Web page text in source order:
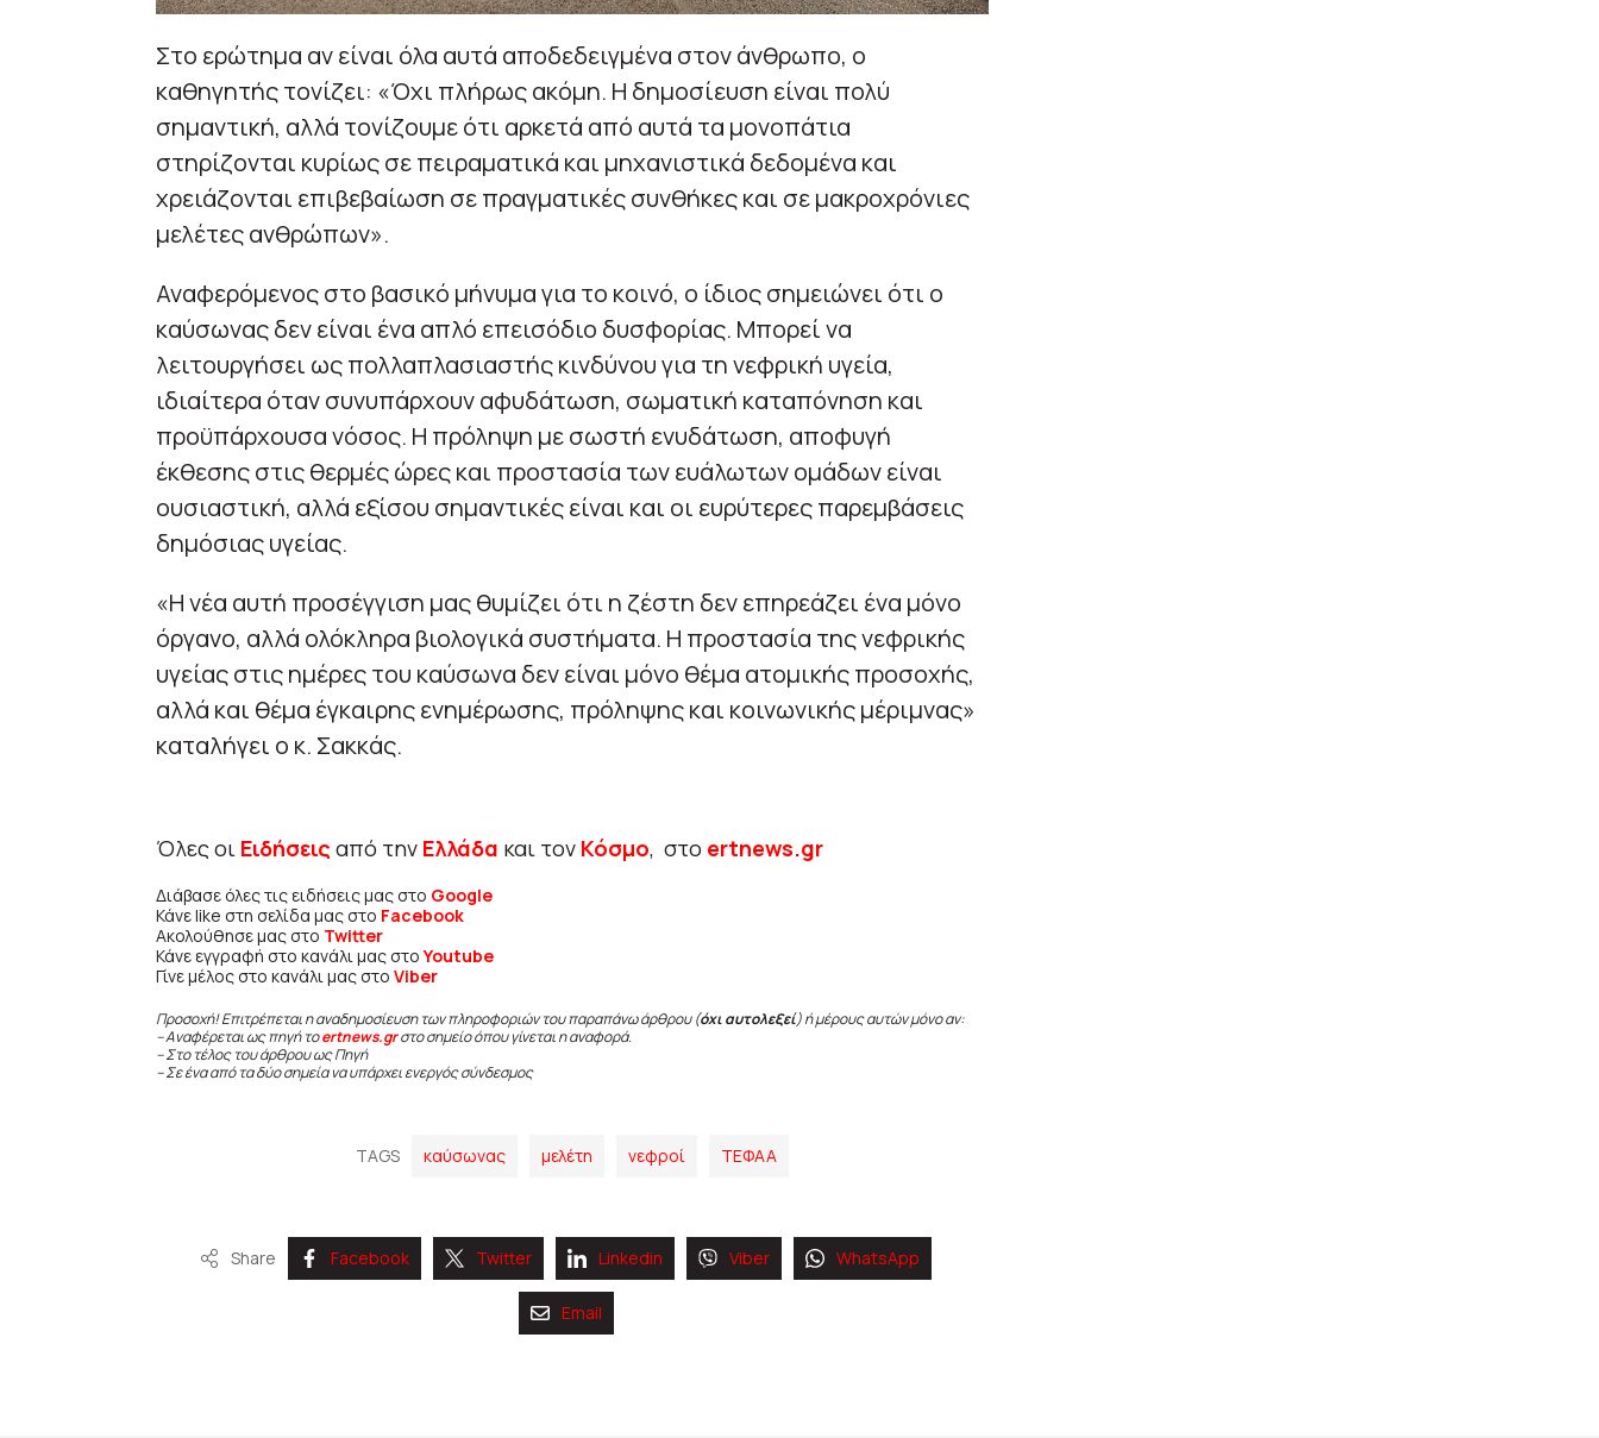
Στο ερώτημα αν είναι όλα αυτά αποδεδειγμένα στον άνθρωπο, ο
καθηγητής τονίζει: «Όχι πλήρως ακόμη. Η δημοσίευση είναι πολύ
σημαντική, αλλά τονίζουμε ότι αρκετά από αυτά τα μονοπάτια
στηρίζονται κυρίως σε πειραματικά και μηχανιστικά δεδομένα και
χρειάζονται επιβεβαίωση σε πραγματικές συνθήκες και σε μακροχρόνιες
μελέτες ανθρώπων».
Αναφερόμενος στο βασικό μήνυμα για το κοινό, ο ίδιος σημειώνει ότι ο
καύσωνας δεν είναι ένα απλό επεισόδιο δυσφορίας. Μπορεί να
λειτουργήσει ως πολλαπλασιαστής κινδύνου για τη νεφρική υγεία,
ιδιαίτερα όταν συνυπάρχουν αφυδάτωση, σωματική καταπόνηση και
προϋπάρχουσα νόσος. Η πρόληψη με σωστή ενυδάτωση, αποφυγή
έκθεσης στις θερμές ώρες και προστασία των ευάλωτων ομάδων είναι
ουσιαστική, αλλά εξίσου σημαντικές είναι και οι ευρύτερες παρεμβάσεις
δημόσιας υγείας.
«Η νέα αυτή προσέγγιση μας θυμίζει ότι η ζέστη δεν επηρεάζει ένα μόνο
όργανο, αλλά ολόκληρα βιολογικά συστήματα. Η προστασία της νεφρικής
υγείας στις ημέρες του καύσωνα δεν είναι μόνο θέμα ατομικής προσοχής,
αλλά και θέμα έγκαιρης ενημέρωσης, πρόληψης και κοινωνικής μέριμνας»
καταλήγει ο κ. Σακκάς.
Όλες οι Ειδήσεις από την Ελλάδα και τον Κόσμο, στο ertnews.gr
Διάβασε όλες τις ειδήσεις μας στο Google
Κάνε like στη σελίδα μας στο Facebook
Ακολούθησε μας στο Twitter
Κάνε εγγραφή στο κανάλι μας στοYoutube
Γίνε μέλος στο κανάλι μας στο Viber
Προσοχή! Επιτρέπεται η αναδημοσίευση των πληροφοριών του παραπάνω άρθρου (όχι αυτολεξεί) ή μέρους αυτών μόνο αν:
– Αναφέρεται ως πηγή τοertnews.gr στο σημείο όπου γίνεται η αναφορά.
– Στο τέλος του άρθρου ως Πηγή
– Σε ένα από τα δύο σημεία να υπάρχει ενεργός σύνδεσμος
TAGS καύσωνας μελέτη νεφροί ΤΕΦΑΑ
Share Facebook Twitter Linkedin Viber WhatsApp
Email